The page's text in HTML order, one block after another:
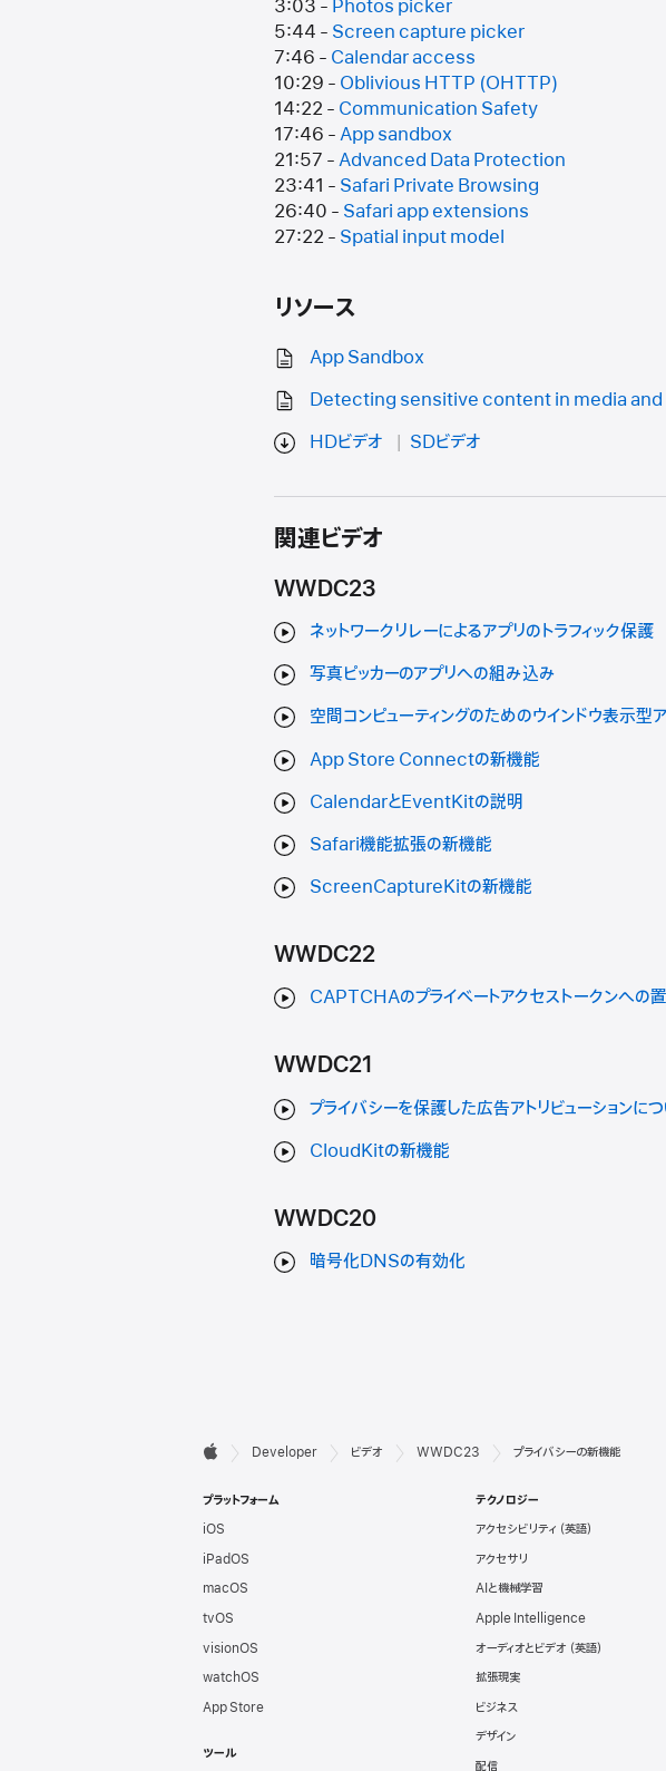
3:03 - Photos picker
5:44 - Screen capture picker
7:46 - Calendar access
10:29 - Oblivious HTTP (OHTTP)
14:22 - Communication Safety
17:46 -App sandbox
21:57 -Advanced Data Protection
23:41 - Safari Private Browsing
26:40 - Safari app extensions
27:22 - Spatial input model
リソース
App Sandbox
Detecting sensitive content in media
HDビデオ
SDビデオ
関連ビデオ
WWDC23
ネットワークリレーによるアプリのトラフィック保護
写真ピッカーのアプリへの組み込み
空間コンピューティングのためのウインドウ表示型
App Store Connectの新機能
CalendarとEventKitの説明
Safari機能拡張の新機能
ScreenCaptureKitの新機能
WWDC22
CAPTCHAのプライベートアクセストークンへの
WWDC21
プライバシーを保護した広告アトリビューションに
CloudKitの新機能
WWDC20
暗号化DNSの有効化
デ
ベ
ロ
ッ
パ
向

Developer ビデオ WWDC23 プライバシーの新機能
プラットフォーム
iOS
iPadOS
macOS
tvOS
visionOS
watchOS
App Store
ツール
テクノロジー
アクセシビリティ
アクセサリ
AIと機械学習
Apple Intelligence
オーディオとビデオ
拡張現実
ビジネス
デザイン
配信